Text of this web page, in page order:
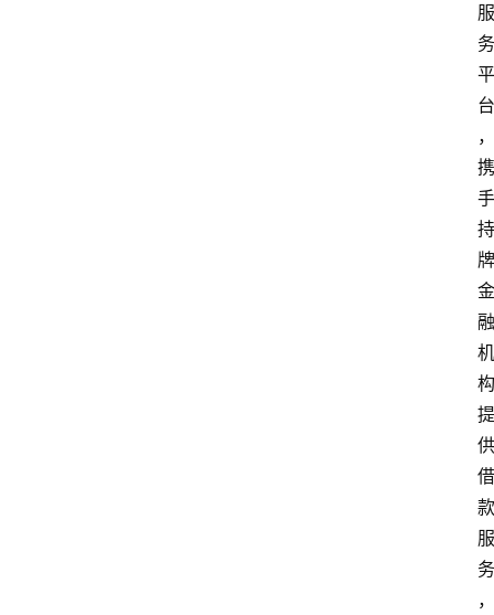
服
务
平
台
，
携
手
持
牌
金
融
机
构
提
供
借
款
服
务
，